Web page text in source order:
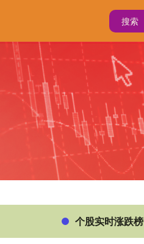
个股实时涨跌榜